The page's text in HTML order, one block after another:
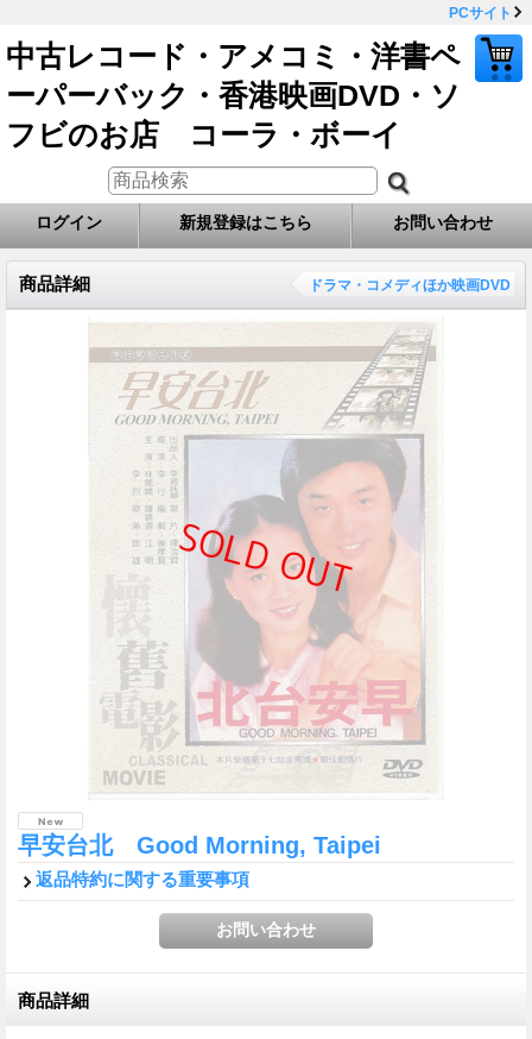
PCサイト
中古レコード・アメコミ・洋書ペ
ーパーバック・香港映画DVD・ソ
フビのお店 コーラ・ボーイ
ログイン 新規登録はこちら お問い合わせ
商品詳細 ドラマ・コメディほか映画DVD
早安台北 Good Morning, Taipei
返品特約に関する重要事項
商品詳細